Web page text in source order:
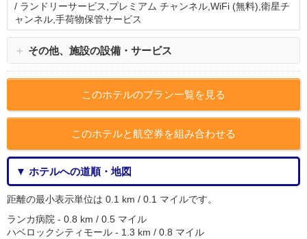
/ ランドリーサービス,プレミアム チャンネル,WiFi (無料),衛星チ
ャンネル,手荷物保管サービス
＋ その他、施設の設備・サービス
このホテルのプラン一覧を見る
このホテルと航空券を組み合わせる
▼ ホテルへの道順・地図
距離の最小表示単位は 0.1 km / 0.1 マイルです。
ランカ病院 - 0.8 km / 0.5 マイル
ハベロックシティモール - 1.3 km / 0.8 マイル